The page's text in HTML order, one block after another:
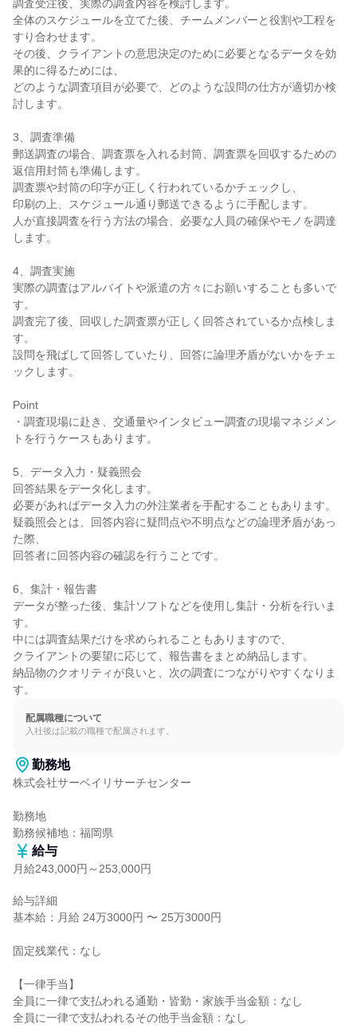
調査受注後、実際の調査内容を検討します。
全体のスケジュールを立てた後、チームメンバーと役割や工程を
すり合わせます。
その後、クライアントの意思決定のために必要となるデータを効
果的に得るためには、
どのような調査項目が必要で、どのような設問の仕方が適切か検
討します。
3、調査準備
郵送調査の場合、調査票を入れる封筒、調査票を回収するための
返信用封筒も準備します。
調査票や封筒の印字が正しく行われているかチェックし、
印刷の上、スケジュール通り郵送できるように手配します。
人が直接調査を行う方法の場合、必要な人員の確保やモノを調達
します。
4、調査実施
実際の調査はアルバイトや派遣の方々にお願いすることも多いで
す。
調査完了後、回収した調査票が正しく回答されているか点検しま
す。
設問を飛ばして回答していたり、回答に論理矛盾がないかをチェ
ックします。
Point
・調査現場に赴き、交通量やインタビュー調査の現場マネジメン
トを行うケースもあります。
5、データ入力・疑義照会
回答結果をデータ化します。
必要があればデータ入力の外注業者を手配することもあります。
疑義照会とは、回答内容に疑問点や不明点などの論理矛盾があっ
た際、
回答者に回答内容の確認を行うことです。
6、集計・報告書
データが整った後、集計ソフトなどを使用し集計・分析を行いま
す。
中には調査結果だけを求められることもありますので、
クライアントの要望に応じて、報告書をまとめ納品します。
納品物のクオリティが良いと、次の調査につながりやすくなりま
す。
配属職種について
入社後は記載の職種で配属されます。
勤務地
株式会社サーベイリサーチセンター
勤務地
勤務候補地：福岡県
給与
月給243,000円～253,000円
給与詳細
基本給：月給 24万3000円 〜 25万3000円
固定残業代：なし
【一律手当】
全員に一律で支払われる通勤・皆勤・家族手当金額：なし
全員に一律で支払われるその他手当金額：なし